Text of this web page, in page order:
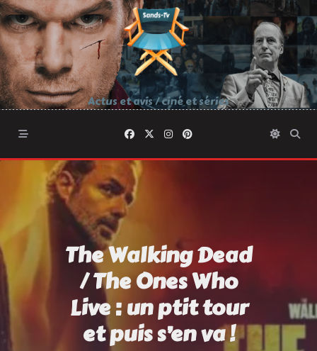
Skip
to
content
Actus et avis / ciné et séries
The Walking Dead
/ The Ones Who
Live : un ptit tour
et puis s’en va !